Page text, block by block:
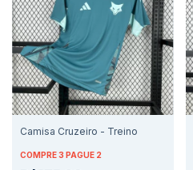
Camisa Cruzeiro - Treino
COMPRE 3 PAGUE 2